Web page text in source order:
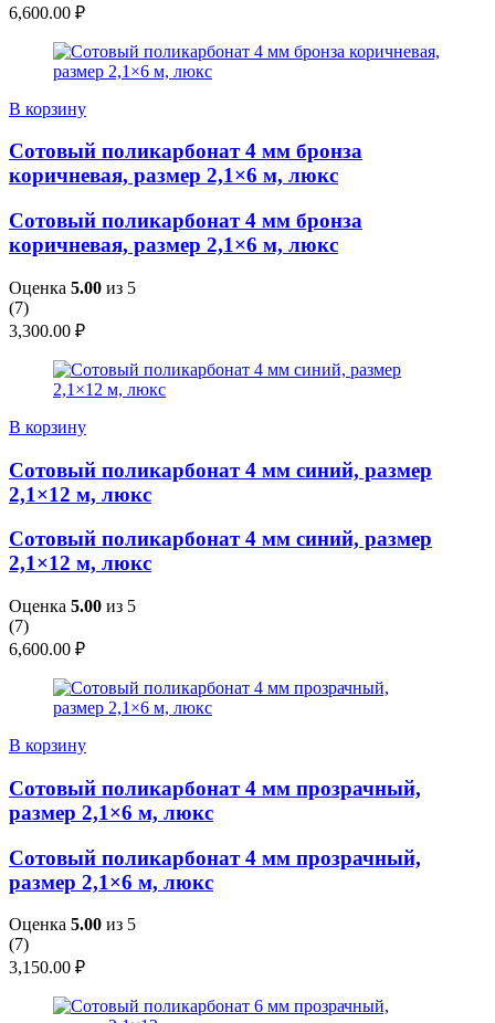
6,600.00 ₽
В корзину
Сотовый поликарбонат 4 мм бронза
коричневая, размер 2,1×6 м, люкс
Сотовый поликарбонат 4 мм бронза
коричневая, размер 2,1×6 м, люкс
Оценка 5.00 из 5
(7)
3,300.00 ₽
В корзину
Сотовый поликарбонат 4 мм синий, размер
2,1×12 м, люкс
Сотовый поликарбонат 4 мм синий, размер
2,1×12 м, люкс
Оценка 5.00 из 5
(7)
6,600.00 ₽
В корзину
Сотовый поликарбонат 4 мм прозрачный,
размер 2,1×6 м, люкс
Сотовый поликарбонат 4 мм прозрачный,
размер 2,1×6 м, люкс
Оценка 5.00 из 5
(7)
3,150.00 ₽